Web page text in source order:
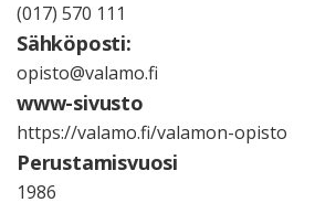
(017) 570 111
Sähköposti:
opisto@valamo.fi
www-sivusto
https://valamo.fi/valamon-opisto
Perustamisvuosi
1986